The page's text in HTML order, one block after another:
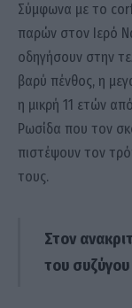
Σύμφωνα με το
παρών στον Ιερό
οδηγήσουν στην
βαρύ πένθος, η
η μικρή 11 ετών
Ρωσίδα που τον
πιστέψουν τον
τους.
Στον
του